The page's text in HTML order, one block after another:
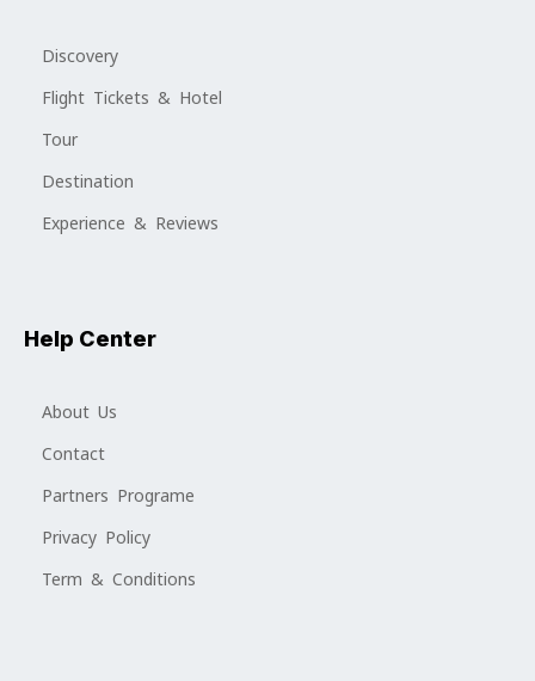
Discovery
Flight Tickets & Hotel
Tour
Destination
Experience & Reviews
Help Center
About Us
Contact
Partners Programe
Privacy Policy
Term & Conditions